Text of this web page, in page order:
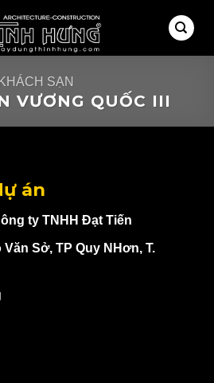
KHÁCH SẠN
VƯƠNG QUỐC III
án
ty TNHH Đạt Tiến
Sở, TP Quy NHơn, T.